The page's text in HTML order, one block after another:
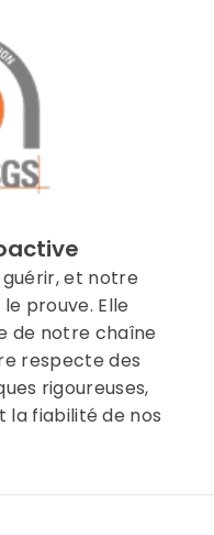
et notre
prouve. Elle
de notre chaîne
respecte des
rigoureuses,
la fiabilité de nos